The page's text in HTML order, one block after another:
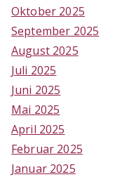
Oktober 2025
September 2025
August 2025
Juli 2025
Juni 2025
Mai 2025
April 2025
Februar 2025
Januar 2025